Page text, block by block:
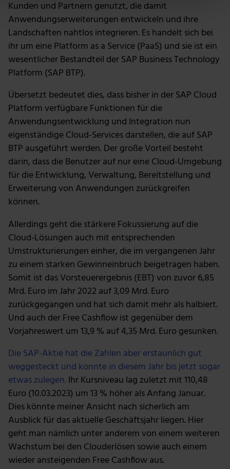
verarbeitet werden, und legen Sie Ihre Präferenzen im
Abschnitt Einzelheiten
fest.
Wir verwenden Cookies, um Inhalte und Anzeigen zu
personalisieren, Funktionen für soziale Medien anbieten
zu können und die Zugriffe auf unsere Website zu
deiner Verwendung unserer Website an unsere Partner
für soziale Medien, Werbung und Analysen weiter.
Unsere Partner führen diese Informationen
möglicherweise mit weiteren Daten zusammen, die du
ihnen bereitgestellt hast oder die sie im Rahmen deiner
Nutzung der Dienste gesammelt haben.
Kunden und Partnern genutzt, die damit
Anwendungserweiterungen entwickeln und ihre
Landschaften nahtlos integrieren. Es handelt sich bei
ihr um eine Platform as a Service (PaaS) und sie ist ein
wesentlicher Bestandteil der SAP Business Technology
Platform (SAP BTP).
Übersetzt bedeutet dies, dass bisher in der SAP Cloud
Platform verfügbare Funktionen für die
Anwendungsentwicklung und Integration nun
eigenständige Cloud-Services darstellen, die auf SAP
BTP ausgeführt werden. Der große Vorteil besteht
darin, dass die Benutzer auf nur eine Cloud-Umgebung
für die Entwicklung, Verwaltung, Bereitstellung und
Erweiterung von Anwendungen zurückgreifen
können.
Allerdings geht die stärkere Fokussierung auf die
Cloud-Lösungen auch mit entsprechenden
Umstrukturierungen einher, die im vergangenen Jahr
zu einem starken Gewinneinbruch beigetragen haben.
Somit ist das Vorsteuerergebnis (EBT) von zuvor 6,85
Mrd. Euro im Jahr 2022 auf 3,09 Mrd. Euro
zurückgegangen und hat sich damit mehr als halbiert.
Und auch der Free Cashflow ist gegenüber dem
Vorjahreswert um 13,9 % auf 4,35 Mrd. Euro gesunken.
Die SAP-Aktie hat die Zahlen aber erstaunlich gut
weggesteckt und konnte in diesem Jahr bis jetzt sogar
etwas zulegen. Ihr Kursniveau lag zuletzt mit 110,48
Euro (10.03.2023) um 13 % höher als Anfang Januar.
Dies könnte meiner Ansicht nach sicherlich am
Ausblick für das aktuelle Geschäftsjahr liegen. Hier
geht man nämlich unter anderem von einem weiteren
Wachstum bei den Clouderlösen sowie auch einem
wieder ansteigenden Free Cashflow aus.